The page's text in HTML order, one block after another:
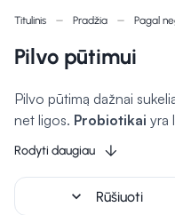
Titulinis Pradžia Pagal
Pilvo pūtimui
Pilvo pūtimą dažnai
net ligos. Probiotikai yra
atkurti žarnyno
probiotikų galima
Nors šie
preparatai gali
priežasties jie nepašalina
Rodyti daugiau
expand_more Rūšiuoti